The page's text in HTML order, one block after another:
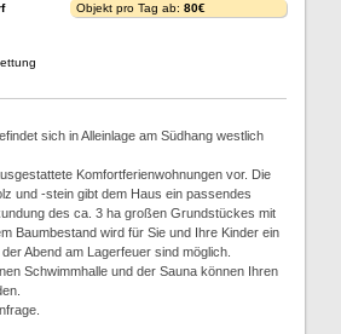
Objekt pro Tag ab: 80€
sich in Alleinlage am Südhang westlich
Komfortferienwohnungen vor. Die
und -stein gibt dem Haus ein passendes
des ca. 3 ha großen Grundstückes mit
Baumbestand wird für Sie und Ihre Kinder ein
Abend am Lagerfeuer sind möglich.
Schwimmhalle und der Sauna können Ihren